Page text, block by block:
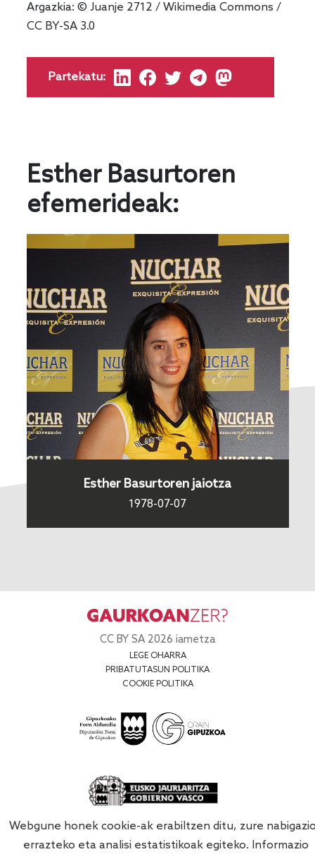
Argazkia: © Juanje 2712 / Wikimedia Commons /
CC BY-SA 3.0
Partekatu:
Esther Basurtoren
efemerideak:
Esther Basurtoren jaiotza
1978-07-07
CC BY SA 2026 iametza
LEGE OHARRA
PRIBATUTASUN POLITIKA
COOKIE POLITIKA
Webgune honek cookie-ak erabiltzen ditu, zure
errazteko eta analisi estatistikoak egiteko. Informazio